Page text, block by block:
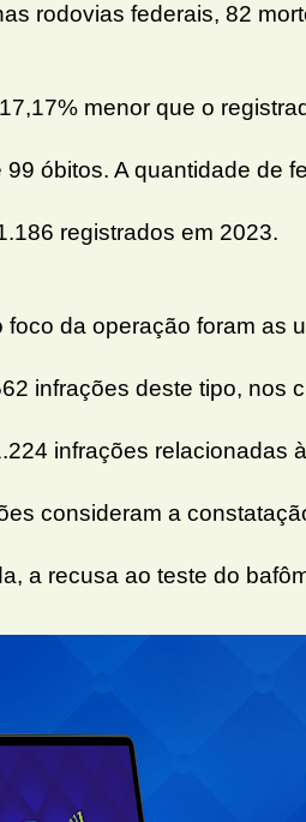
rodovias federais, 82
menor que o
óbitos. A quantidade de
registrados em 2023.
foco da operação foram as
infrações deste tipo, nos
infrações relacionadas
consideram a
a recusa ao teste do